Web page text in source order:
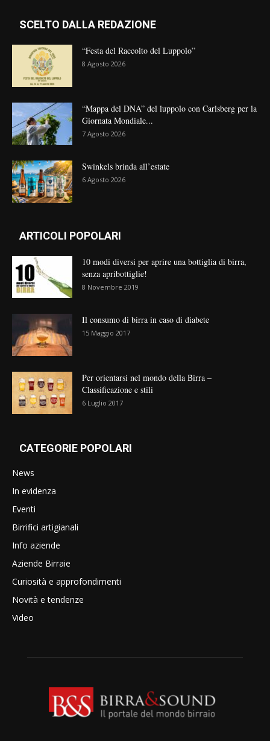
SCELTO DALLA REDAZIONE
“Festa del Raccolto del Luppolo”
8 Agosto 2026
“Mappa del DNA” del luppolo con Carlsberg per la
Giornata Mondiale...
7 Agosto 2026
Swinkels brinda all’estate
6 Agosto 2026
ARTICOLI POPOLARI
10 modi diversi per aprire una bottiglia di birra,
senza apribottiglie!
8 Novembre 2019
Il consumo di birra in caso di diabete
15 Maggio 2017
Per orientarsi nel mondo della Birra –
Classificazione e stili
6 Luglio 2017
CATEGORIE POPOLARI
News
In evidenza
Eventi
Birrifici artigianali
Info aziende
Aziende Birraie
Curiosità e approfondimenti
Novità e tendenze
Video